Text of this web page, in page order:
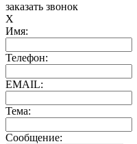
заказать звонок
X
Имя:
Телефон:
EMAIL:
Тема:
Сообщение: